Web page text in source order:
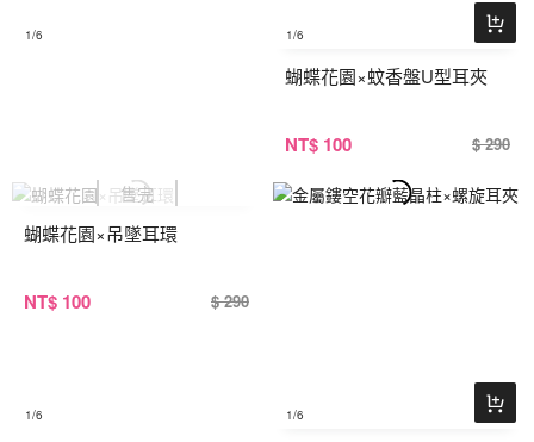
1/6 1/6
蝴蝶花園×蚊香盤U型耳夾
NT$ 100 $ 290
1/6
蝴蝶花園×吊墜耳環
NT$ 100 $ 290
1/6